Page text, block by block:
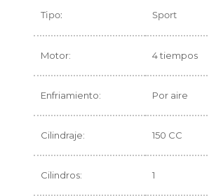
Tipo: Sport
Motor: 4 tiempos
Enfriamiento: Por aire
Cilindraje: 150 CC
Cilindros: 1